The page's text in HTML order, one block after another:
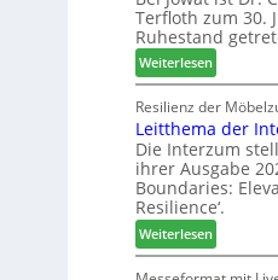
t
s
u
c
e
h
b
e
s
s
e
r
u
n
g
e
n
a
m
m
l
u
n
g
:
N
e
u
e
Terfloth zum 30.
Ruhestand
Weiterlesen:
J
o
w
a
t
-
V
o
r
Resilienz der
Leitthema der
Die Interzum
ihrer Ausgabe
Boundaries:
Resilience‘.
Weiterlesen:
L
e